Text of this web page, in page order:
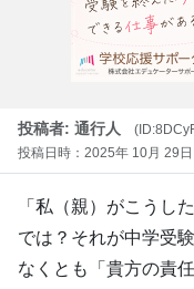
投稿者: 通行人
投稿日時：2025年 10月 29
「私（親）がこうし
では？それが中学受
なくとも「貴方の責